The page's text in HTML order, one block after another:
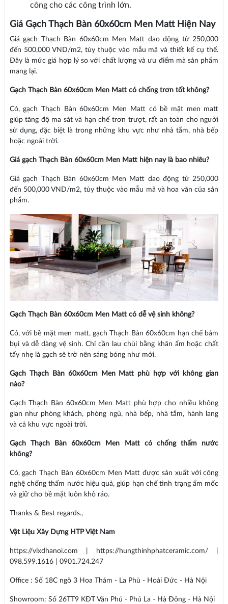
công cho các công trình lớn.
Giá Gạch Thạch Bàn 60x60cm Men Matt Hiện Nay
Giá gạch Thạch Bàn 60x60cm Men Matt dao động từ 250,000
đến 500,000 VND/m2, tùy thuộc vào mẫu mã và thiết kế cụ thể.
Đây là mức giá hợp lý so với chất lượng và ưu điểm mà sản phẩm
mang lại.
Gạch Thạch Bàn 60x60cm Men Matt có chống trơn tốt không?
Có, gạch Thạch Bàn 60x60cm Men Matt có bề mặt men matt
giúp tăng độ ma sát và hạn chế trơn trượt, rất an toàn cho người
sử dụng, đặc biệt là trong những khu vực như nhà tắm, nhà bếp
hoặc ngoài trời.
Giá gạch Thạch Bàn 60x60cm Men Matt hiện nay là bao nhiêu?
Giá gạch Thạch Bàn 60x60cm Men Matt dao động từ 250,000
đến 500,000 VND/m2, tùy thuộc vào mẫu mã và hoa văn của sản
phẩm.
Gạch Thạch Bàn 60x60cm Men Matt có dễ vệ sinh không?
Có, với bề mặt men matt, gạch Thạch Bàn 60x60cm hạn chế bám
bụi và dễ dàng vệ sinh. Chỉ cần lau chùi bằng khăn ẩm hoặc chất
tẩy nhẹ là gạch sẽ trở nên sáng bóng như mới.
Gạch Thạch Bàn 60x60cm Men Matt phù hợp với không gian
nào?
Gạch Thạch Bàn 60x60cm Men Matt phù hợp cho nhiều không
gian như phòng khách, phòng ngủ, nhà bếp, nhà tắm, hành lang
và cả khu vực ngoài trời.
Gạch Thạch Bàn 60x60cm Men Matt có chống thấm nước
không?
Có, gạch Thạch Bàn 60x60cm Men Matt được sản xuất với công
nghệ chống thấm nước hiệu quả, giúp hạn chế tình trạng ẩm mốc
và giữ cho bề mặt luôn khô ráo.
Thanks & Best regards.,
Vật Liệu Xây Dựng HTP Việt Nam
https://vlxdhanoi.com | https://hungthinhphatceramic.com/ |
098.599.1616 | 0901.724.247
Office : Số 18C ngõ 3 Hoa Thám - La Phù - Hoài Đức - Hà Nội
Showroom: Số 26TT9 KĐT Văn Phú - Phú La - Hà Đông - Hà Nội